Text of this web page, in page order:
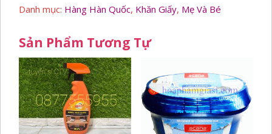
HQ1
lượng
Danh mục: Hàng Hàn Quốc, Khăn Giấy, Mẹ Và Bé
Sản Phẩm Tương Tự